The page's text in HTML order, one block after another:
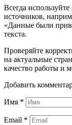
Всегда
источников,
«Данные были
текста.
Проверяйте
на актуальные
качество работы и
Добавить
Имя *
Email *